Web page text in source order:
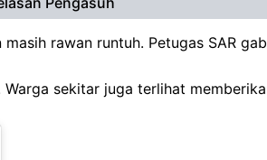
rawan runtuh. Petugas SAR
sekitar juga terlihat